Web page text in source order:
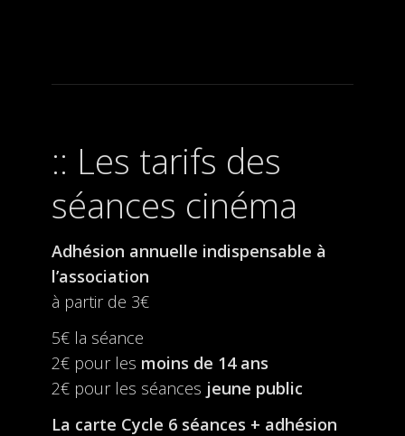
Les tarifs des
séances cinéma
Adhésion annuelle indispensable à
l’association
à partir de 3€
5€ la séance
2€ pour les moins de 14 ans
2€ pour les séances jeune public
La carte Cycle 6 séances + adhésion